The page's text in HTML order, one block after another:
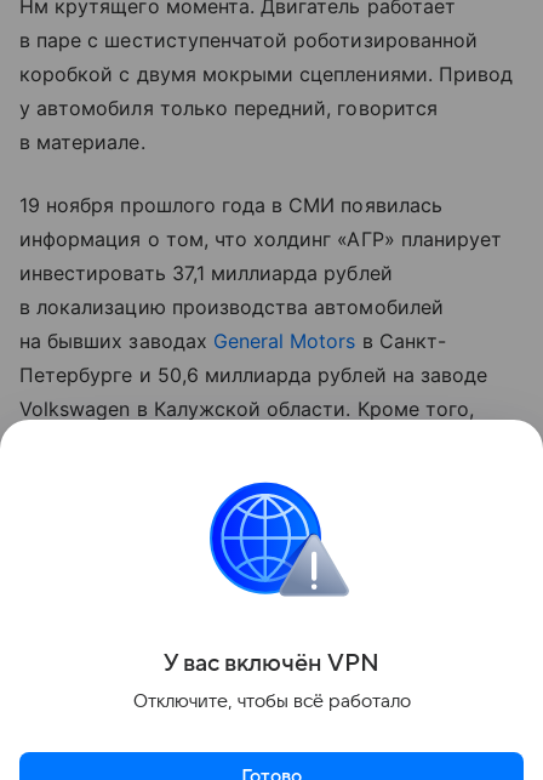
Нм крутящего момента. Двигатель работает
в паре с шестиступенчатой роботизированной
коробкой с двумя мокрыми сцеплениями. Привод
у автомобиля только передний, говорится
в материале.
19 ноября прошлого года в СМИ появилась
информация о том, что холдинг «АГР» планирует
инвестировать 37,1 миллиарда рублей
в локализацию производства автомобилей
на бывших заводах General Motors в Санкт-
Петербурге и 50,6 миллиарда рублей на заводе
Volkswagen в Калужской области. Кроме того,
миллиардов рублей в производство машин марки
Tenet в Калужской области и около 7
миллиардов — в завод в Шушарах, который
фактически «переоборудуют» с нуля.
Поделиться
У вас включён VPN
Отключите, чтобы всё работало